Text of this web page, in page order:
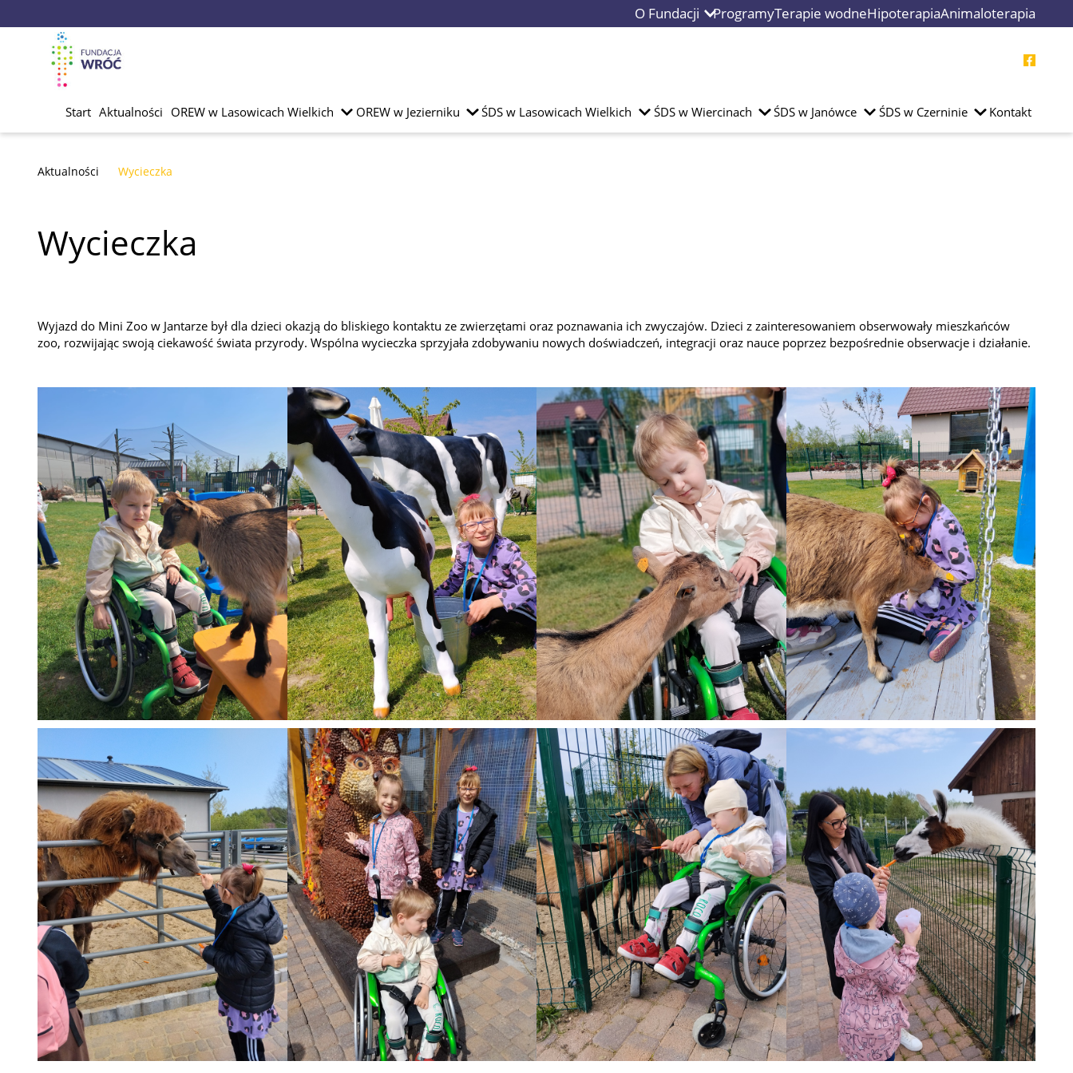
O Fundacji ProgramyTerapie wodneHipoterapiaAnimaloterapia
Start Aktualności OREW w Lasowicach Wielkich OREW w Jezierniku ŚDS w Lasowicach Wielkich ŚDS w Wiercinach ŚDS w Janówce ŚDS w Czerninie Kontakt
Aktualności Wycieczka
Wycieczka
Wyjazd do Mini Zoo w Jantarze był dla dzieci okazją do bliskiego kontaktu ze zwierzętami oraz poznawania ich zwyczajów. Dzieci z zainteresowaniem obserwowały mieszkańców
zoo, rozwijając swoją ciekawość świata przyrody. Wspólna wycieczka sprzyjała zdobywaniu nowych doświadczeń, integracji oraz nauce poprzez bezpośrednie obserwacje i działanie.